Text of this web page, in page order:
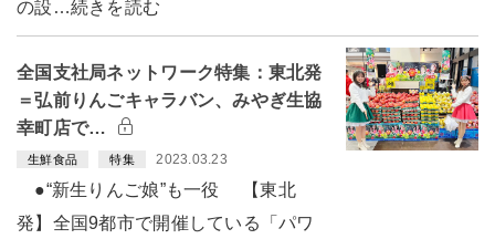
の設…続きを読む
全国支社局ネットワーク特集：東北発
＝弘前りんごキャラバン、みやぎ生協
幸町店で…
生鮮食品 特集 2023.03.23
●“新生りんご娘”も一役 【東北
発】全国9都市で開催している「パワ